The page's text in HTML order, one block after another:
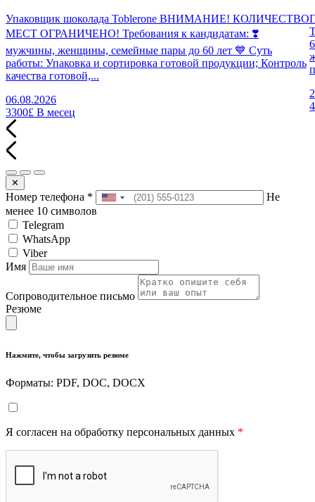
Упаковщик шоколада Toblerone ВНИМАНИЕ! КОЛИЧЕСТВО
МЕСТ ОГРАНИЧЕНО! Требования к кандидатам: ❣️
мужчины, женщины, семейные пары до 60 лет 💙 Суть
работы: Упаковка и сортировка готовой продукции; Контроль
качества готовой,...
06.08.2026
3300£ В месец
✕
Номер телефона *
Не
менее 10 символов
Telegram
WhatsApp
Viber
Имя
Сопроводительное письмо
Резюме
Нажмите, чтобы загрузить резюме
Форматы: PDF, DOC, DOCX
Я согласен на обработку персональных данных *